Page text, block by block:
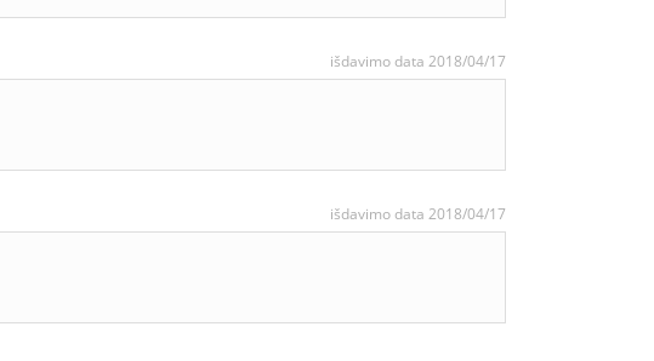
išdavimo data 2018/04/17
išdavimo data 2018/04/17